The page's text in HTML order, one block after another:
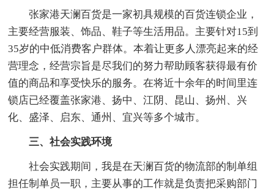
张家港天澜百货是一家初具规模的百货连锁企业，
主要经营服装、饰品、鞋子等生活用品。主要针对15到
35岁的中低消费客户群体。本着让更多人漂亮起来的经
营理念，经营宗旨是尽我们的努力帮助顾客获得最有价
值的商品和享受快乐的服务。在将近十余年的时间里连
锁店已经覆盖张家港、扬中、江阴、昆山、扬州、兴
化、盛泽、启东、通州、宜兴等多个城市。
三、社会实践环境
社会实践期间，我是在天澜百货的物流部的制单组
担任制单员一职，主要从事的工作就是负责把采购部门